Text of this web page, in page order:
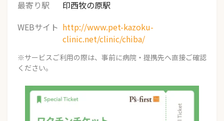
最寄り駅
印西牧の原駅
WEBサイト http://www.pet-kazoku-
clinic.net/clinic/chiba/
※サービスご利用の際は、事前に病院・提携先へ直接ご確認
ください。